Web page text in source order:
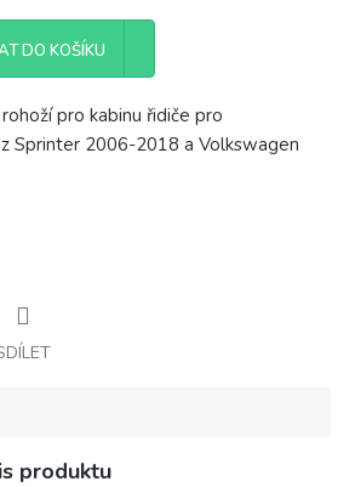
DO KOŠÍKU
pro kabinu řidiče pro
Sprinter 2006-2018 a Volkswagen
produktu